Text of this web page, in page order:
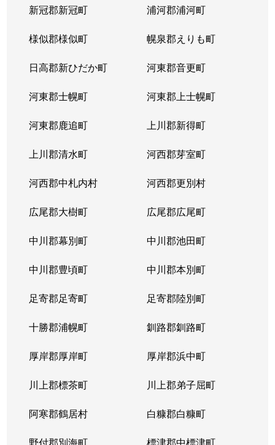
新冠郡新冠町 浦河郡浦河町
様似郡様似町 幌泉郡えりも町
日高郡新ひだか町 河東郡音更町
河東郡士幌町 河東郡上士幌町
河東郡鹿追町 上川郡新得町
上川郡清水町 河西郡芽室町
河西郡中札内村 河西郡更別村
広尾郡大樹町 広尾郡広尾町
中川郡幕別町 中川郡池田町
中川郡豊頃町 中川郡本別町
足寄郡足寄町 足寄郡陸別町
十勝郡浦幌町 釧路郡釧路町
厚岸郡厚岸町 厚岸郡浜中町
川上郡標茶町 川上郡弟子屈町
阿寒郡鶴居村 白糠郡白糠町